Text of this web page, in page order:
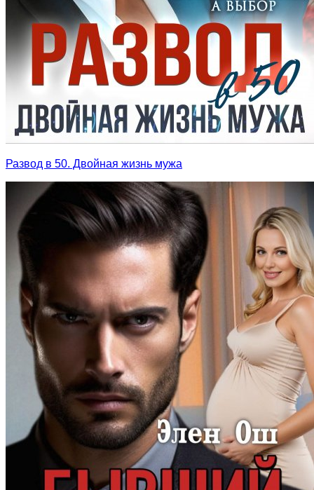
Развод в 50. Двойная жизнь мужа